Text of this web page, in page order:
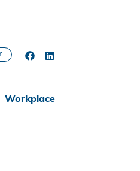
Workplace